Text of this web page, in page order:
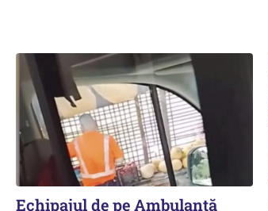
Echipajul de pe Ambulanță